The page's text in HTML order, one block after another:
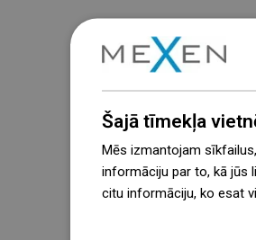
Šajā tīmekļa
Mēs izmantojam
informāciju par to, kā jūs
citu informāciju, ko esat